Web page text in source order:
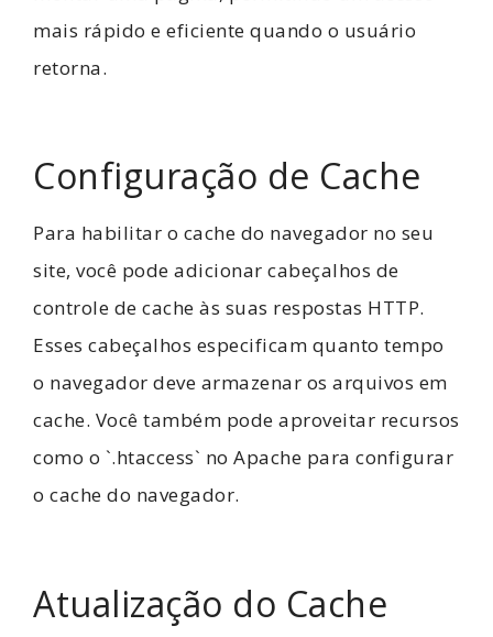
mais rápido e eficiente quando o usuário
retorna.
Configuração de Cache
Para habilitar o cache do navegador no seu
site, você pode adicionar cabeçalhos de
controle de cache às suas respostas HTTP.
Esses cabeçalhos especificam quanto tempo
o navegador deve armazenar os arquivos em
cache. Você também pode aproveitar recursos
como o `.htaccess` no Apache para configurar
o cache do navegador.
Atualização do Cache